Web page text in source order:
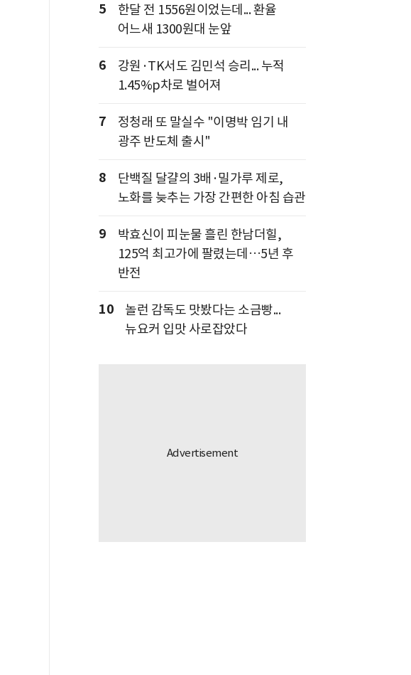
5
한달 전 1556원이었는데... 환율
어느새 1300원대 눈앞
6
강원·TK서도 김민석 승리... 누적
1.45%p차로 벌어져
7
정청래 또 말실수 "이명박 임기 내
광주 반도체 출시"
8
단백질 달걀의 3배·밀가루 제로,
노화를 늦추는 가장 간편한 아침 습관
9
박효신이 피눈물 흘린 한남더힐,
125억 최고가에 팔렸는데…5년 후
반전
10
놀런 감독도 맛봤다는 소금빵...
뉴요커 입맛 사로잡았다